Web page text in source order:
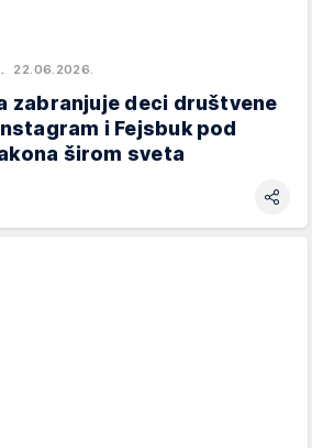
22.06.2026.
zabranjuje deci društvene
i Fejsbuk pod
širom sveta